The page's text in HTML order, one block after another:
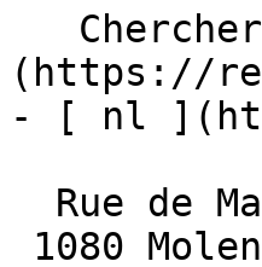
(https://
- [ nl